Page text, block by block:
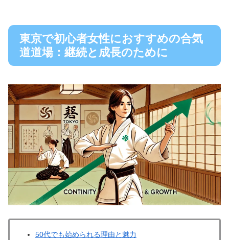
東京で初心者女性におすすめの合気
道道場：継続と成長のために
50代でも始められる理由と魅力